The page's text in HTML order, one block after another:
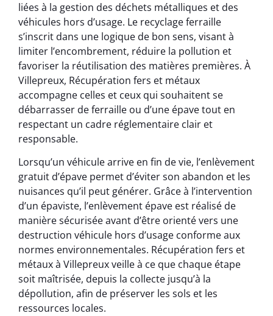
liées à la gestion des déchets métalliques et des
véhicules hors d’usage. Le recyclage ferraille
s’inscrit dans une logique de bon sens, visant à
limiter l’encombrement, réduire la pollution et
favoriser la réutilisation des matières premières. À
Villepreux, Récupération fers et métaux
accompagne celles et ceux qui souhaitent se
débarrasser de ferraille ou d’une épave tout en
respectant un cadre réglementaire clair et
responsable.
Lorsqu’un véhicule arrive en fin de vie, l’enlèvement
gratuit d’épave permet d’éviter son abandon et les
nuisances qu’il peut générer. Grâce à l’intervention
d’un épaviste, l’enlèvement épave est réalisé de
manière sécurisée avant d’être orienté vers une
destruction véhicule hors d’usage conforme aux
normes environnementales. Récupération fers et
métaux à Villepreux veille à ce que chaque étape
soit maîtrisée, depuis la collecte jusqu’à la
dépollution, afin de préserver les sols et les
ressources locales.